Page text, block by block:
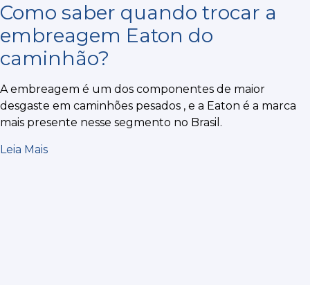
Como saber quando trocar a
embreagem Eaton do
caminhão?
A embreagem é um dos componentes de maior
desgaste em caminhões pesados , e a Eaton é a marca
mais presente nesse segmento no Brasil.
Leia Mais